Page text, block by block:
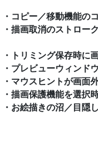
・コピー／移動機能の
・描画取消のストロー
・トリミング保存時に
・プレビューウィンド
・マウスヒントが画面
・描画保護機能を選択
・お絵描きの沼／目隠